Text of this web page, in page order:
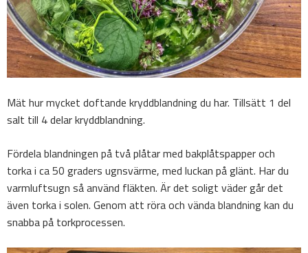
Mät hur mycket doftande kryddblandning du har. Tillsätt 1 del
salt till 4 delar kryddblandning.
Fördela blandningen på två plåtar med bakplåtspapper och
torka i ca 50 graders ugnsvärme, med luckan på glänt. Har du
varmluftsugn så använd fläkten. Är det soligt väder går det
även torka i solen. Genom att röra och vända blandning kan du
snabba på torkprocessen.